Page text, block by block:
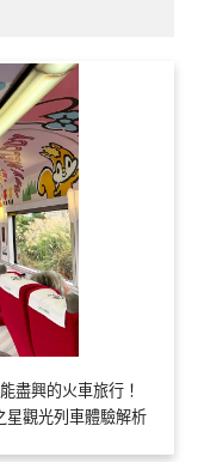
盡興的火車旅行！
觀光列車體驗解析